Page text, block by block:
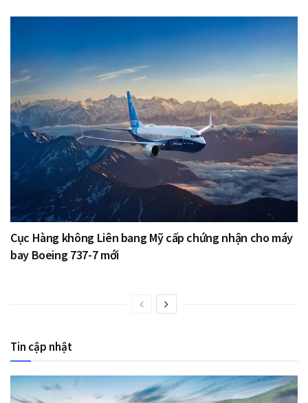
Cục Hàng không Liên bang Mỹ cấp chứng nhận cho máy
bay Boeing 737-7 mới
Tin cập nhật